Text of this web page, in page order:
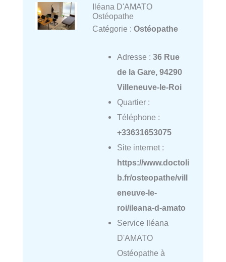
Iléana D'AMATO
Ostéopathe
Catégorie : Ostéopathe
Adresse : 36 Rue
de la Gare, 94290
Villeneuve-le-Roi
Quartier :
Téléphone :
+33631653075
Site internet :
https://www.doctoli
b.fr/osteopathe/vill
eneuve-le-
roi/ileana-d-amato
Service Iléana
D'AMATO
Ostéopathe à